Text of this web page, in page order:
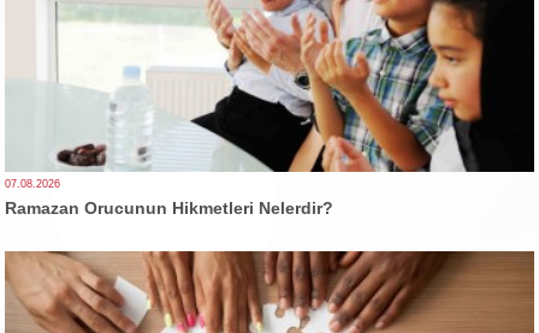
07.08.2026
Ramazan Orucunun Hikmetleri Nelerdir?